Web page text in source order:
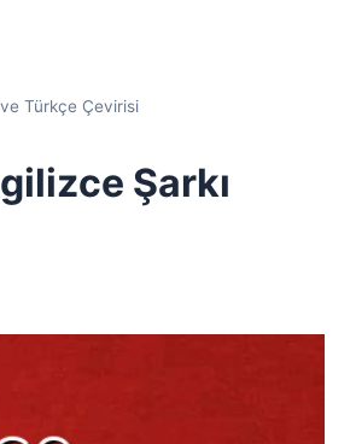
Türkçe Çevirisi
Şarkı